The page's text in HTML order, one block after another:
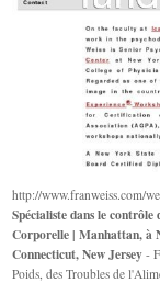
http://www.franweiss.com/
Spécialiste dans le
Corporelle | Manhattan, à
Connecticut, New Jersey -
Poids, des Troubles de